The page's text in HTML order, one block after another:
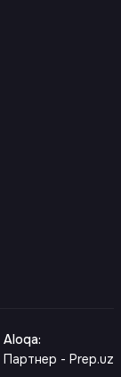
Aloqa:
Партнер - Prep.uz